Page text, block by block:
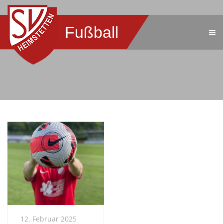
Fußball
12. Februar 2025